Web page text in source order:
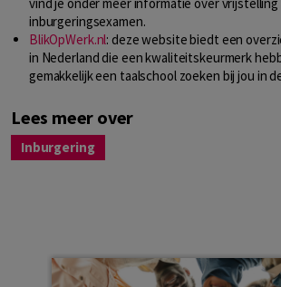
vind je onder meer informatie over
inburgeringsexamen.
BlikOpWerk.nl: deze website biedt een
in Nederland die een kwaliteitskeurmerk
gemakkelijk een taalschool zoeken bij jou in
Lees meer over
Inburgering